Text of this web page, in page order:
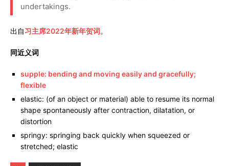
undertakings.
出自习主席2022年新年贺词。
同近义词
supple: bending and moving easily and gracefully;
flexible
elastic: (of an object or material) able to resume its normal
shape spontaneously after contraction, dilatation, or
distortion
springy: springing back quickly when squeezed or
stretched; elastic